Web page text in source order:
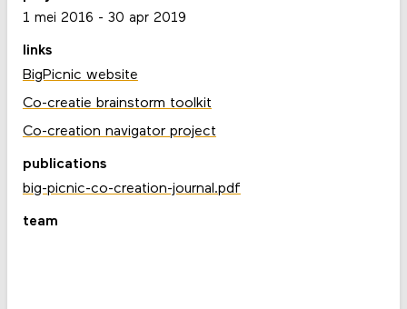
1 mei 2016 - 30 apr 2019
links
BigPicnic website
Co-creatie brainstorm toolkit
Co-creation navigator project
publications
big-picnic-co-creation-journal.pdf
team